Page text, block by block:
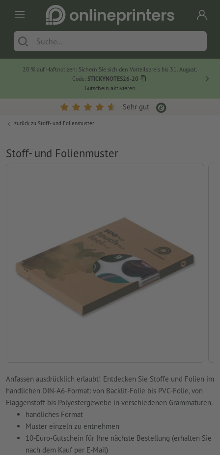
20 % auf Haftnotizen: Sichern Sie sich den Vorteilspreis bis 31. August.
Code: STICKYNOTES26-20
Gutschein aktivieren
Sehr gut
zurück zu Stoff- und Folienmuster
Stoff- und Folienmuster
Anfassen ausdrücklich erlaubt! Entdecken Sie Stoffe und Folien im
handlichen DIN-A6-Format: von Backlit-Folie bis PVC-Folie, von
Flaggenstoff bis Polyestergewebe in verschiedenen Grammaturen.
handliches Format
Muster einzeln zu entnehmen
10-Euro-Gutschein für Ihre nächste Bestellung (erhalten Sie
nach dem Kauf per E-Mail)